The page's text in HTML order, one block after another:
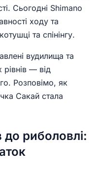
Сьогодні Shimano
ходу та
та спінінгу.
вудилища та
— від
Розповімо, як
Сакай стала
до риболовлі: